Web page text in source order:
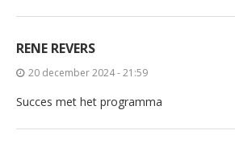
RENE REVERS
20 december 2024 - 21:59
Succes met het programma